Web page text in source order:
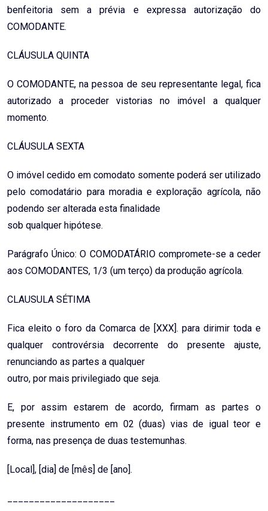
benfeitoria sem a prévia e expressa autorização do
COMODANTE.
CLÁUSULA QUINTA
O COMODANTE, na pessoa de seu representante legal, fica
autorizado a proceder vistorias no imóvel a qualquer
momento.
CLÁUSULA SEXTA
O imóvel cedido em comodato somente poderá ser utilizado
pelo comodatário para moradia e exploração agrícola, não
podendo ser alterada esta finalidade
sob qualquer hipótese.
Parágrafo Único: O COMODATÁRIO compromete-se a ceder
aos COMODANTES, 1/3 (um terço) da produção agrícola.
CLAUSULA SÉTIMA
Fica eleito o foro da Comarca de [XXX]. para dirimir toda e
qualquer controvérsia decorrente do presente ajuste,
renunciando as partes a qualquer
outro, por mais privilegiado que seja.
E, por assim estarem de acordo, firmam as partes o
presente instrumento em 02 (duas) vias de igual teor e
forma, nas presença de duas testemunhas.
[Local], [dia] de [mês] de [ano].